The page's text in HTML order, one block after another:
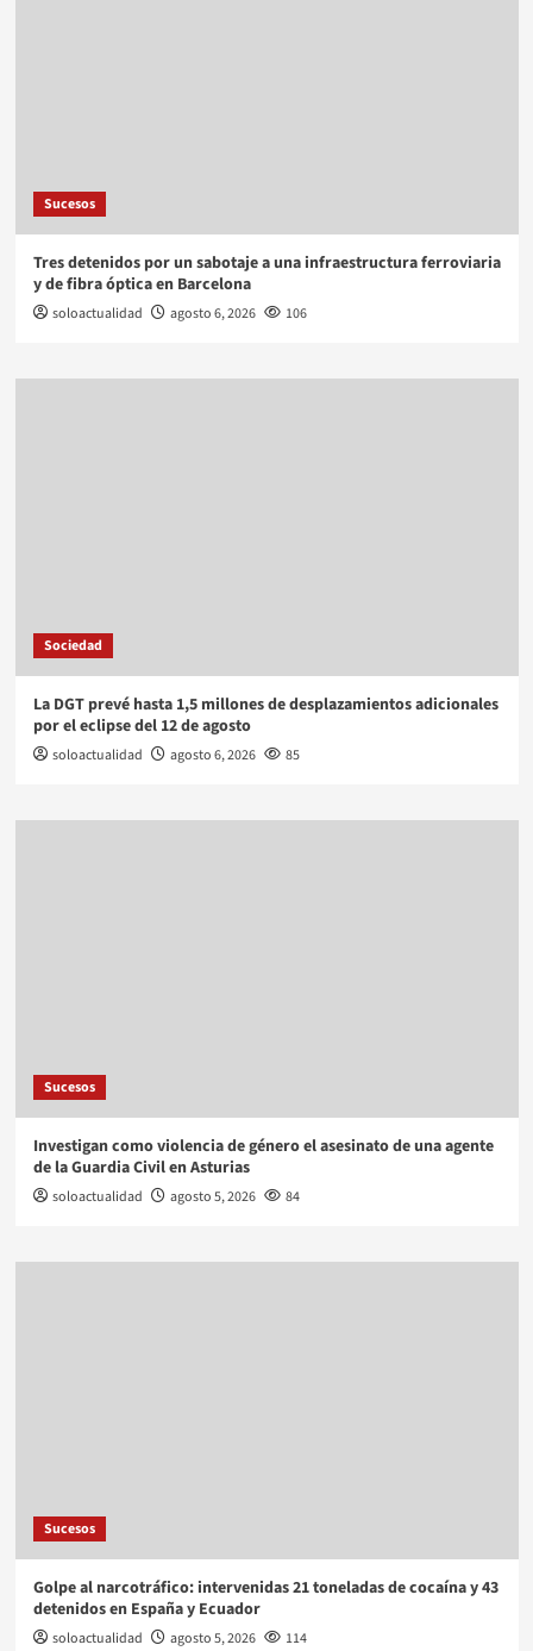
Sucesos
Tres detenidos por un sabotaje a una infraestructura ferroviaria
y de fibra óptica en Barcelona
soloactualidad agosto 6, 2026 106
Sociedad
La DGT prevé hasta 1,5 millones de desplazamientos adicionales
por el eclipse del 12 de agosto
soloactualidad agosto 6, 2026 85
Sucesos
Investigan como violencia de género el asesinato de una agente
de la Guardia Civil en Asturias
soloactualidad agosto 5, 2026 84
Sucesos
Golpe al narcotráfico: intervenidas 21 toneladas de cocaína y 43
detenidos en España y Ecuador
soloactualidad agosto 5, 2026 114